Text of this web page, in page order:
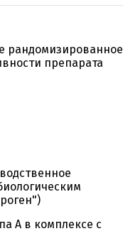
рандомизированное
препарата
А в комплексе с